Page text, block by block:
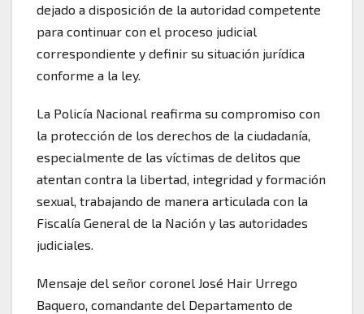
dejado a disposición de la autoridad competente
para continuar con el proceso judicial
correspondiente y definir su situación jurídica
conforme a la ley.
La Policía Nacional reafirma su compromiso con
la protección de los derechos de la ciudadanía,
especialmente de las víctimas de delitos que
atentan contra la libertad, integridad y formación
sexual, trabajando de manera articulada con la
Fiscalía General de la Nación y las autoridades
judiciales.
Mensaje del señor coronel José Hair Urrego
Baquero, comandante del Departamento de